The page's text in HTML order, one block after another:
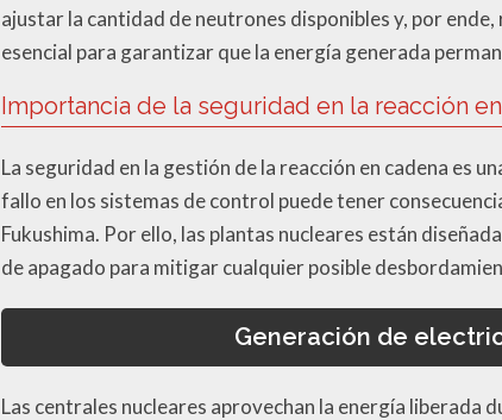
ajustar la cantidad de neutrones disponibles y, por
esencial para garantizar que la energía generada
Importancia de la seguridad en la reacción
La seguridad en la gestión de la reacción en cadena es
fallo en los sistemas de control puede tener
Fukushima. Por ello, las plantas nucleares están
de apagado para mitigar cualquier posible
Generación de
Las centrales nucleares aprovechan la energía liberada